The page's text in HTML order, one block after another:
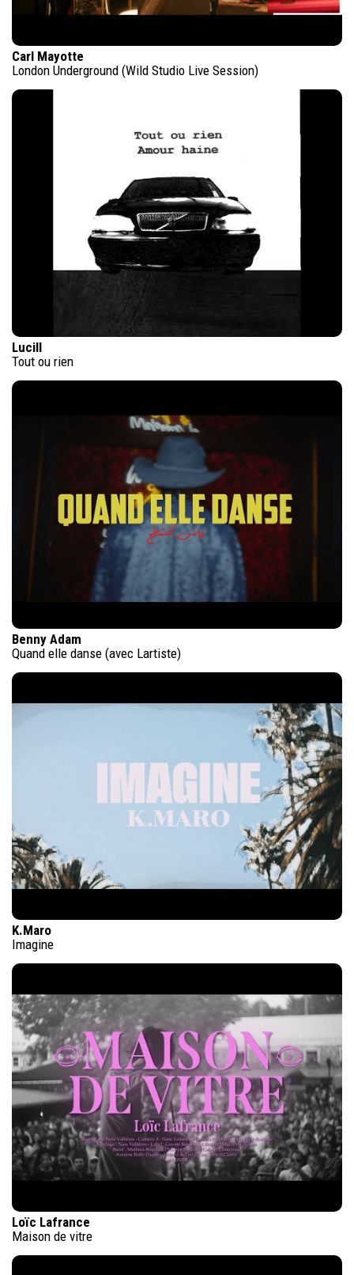
Carl Mayotte
London Underground (Wild Studio Live Session)
Lucill
Tout ou rien
Benny Adam
Quand elle danse (avec Lartiste)
K.Maro
Imagine
Loïc Lafrance
Maison de vitre